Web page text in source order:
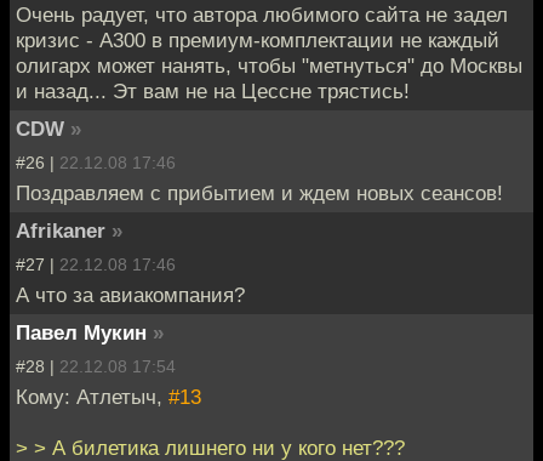
Очень радует, что автора любимого сайта не задел
кризис - А300 в премиум-комплектации не каждый
олигарх может нанять, чтобы "метнуться" до Москвы
и назад... Эт вам не на Цессне трястись!
CDW »
#26 | 22.12.08 17:46
Поздравляем с прибытием и ждем новых сеансов!
Afrikaner »
#27 | 22.12.08 17:46
А что за авиакомпания?
Павел Мукин »
#28 | 22.12.08 17:54
Кому: Атлетыч, #13
> > А билетика лишнего ни у кого нет???